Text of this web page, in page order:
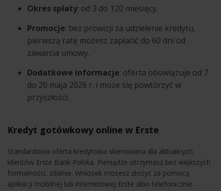
Okres spłaty: od 3 do 120 miesięcy.
Promocje: bez prowizji za udzielenie kredytu,
pierwszą ratę możesz zapłacić do 60 dni od
zawarcia umowy.
Dodatkowe informacje: oferta obowiązuje od 7
do 20 maja 2026 r. i może się powtórzyć w
przyszłości.
Kredyt gotówkowy online w Erste
Standardowa oferta kredytowa skierowana dla aktualnych
klientów Erste Bank Polska. Pieniądze otrzymasz bez większych
formalności, zdalnie. Wniosek możesz złożyć za pomocą
aplikacji mobilnej lub internetowej Erste albo telefonicznie.